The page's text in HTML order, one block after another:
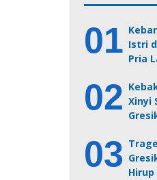
Istri
Pria
Xinyi
Hirup